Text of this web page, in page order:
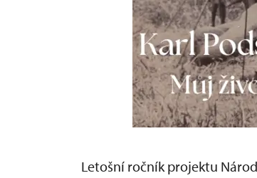
Letošní ročník projektu